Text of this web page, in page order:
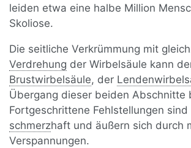
leiden etwa eine halbe Million
Skoliose.
Die seitliche Verkrümmung mit
Verdrehung der Wirbelsäule kann
Brustwirbelsäule, der
Übergang dieser beiden Abschnitte
Fortgeschrittene Fehlstellungen
schmerzhaft und äußern sich durch
Verspannungen.